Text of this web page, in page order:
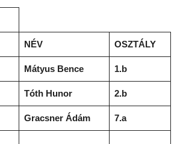
NÉV OSZTÁLY
Mátyus Bence 1.b
Tóth Hunor 2.b
Gracsner Ádám 7.a